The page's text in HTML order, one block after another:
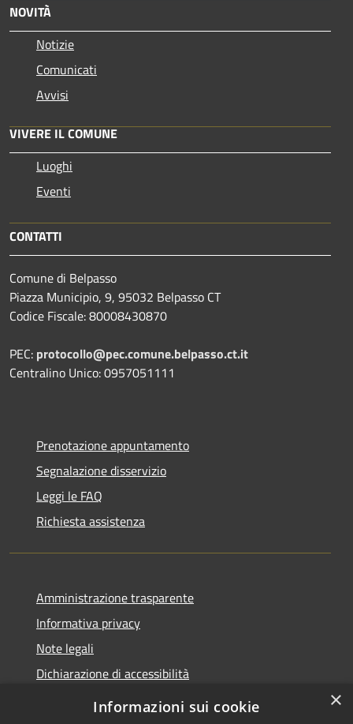
NOVITÀ
Notizie
Comunicati
Avvisi
VIVERE IL COMUNE
Luoghi
Eventi
CONTATTI
Comune di Belpasso
Piazza Municipio, 9, 95032 Belpasso CT
Codice Fiscale: 80008430870
PEC: protocollo@pec.comune.belpasso.ct.it
Centralino Unico: 0957051111
Prenotazione appuntamento
Segnalazione disservizio
Leggi le FAQ
Richiesta assistenza
Amministrazione trasparente
Informativa privacy
Note legali
Dichiarazione di accessibilità
×
Informazioni sui cookie